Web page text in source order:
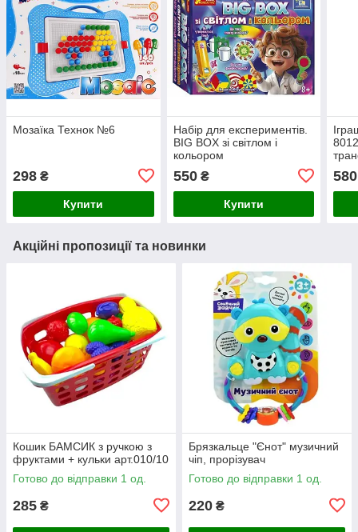
Мозаїка Технок №6
298 ₴
Купити
Набір для експериментів.
BIG BOX зі світлом і
кольором
550₴
Купити
580
Акційні пропозиції та новинки
Кошик БАМСИК з ручкою з
фруктами + кульки арт.010/10
Готово до відправки 1 од.
285 ₴
Брязкальце "Єнот" музичний
чіп, прорізувач
Готово до відправки 1 од.
220 ₴